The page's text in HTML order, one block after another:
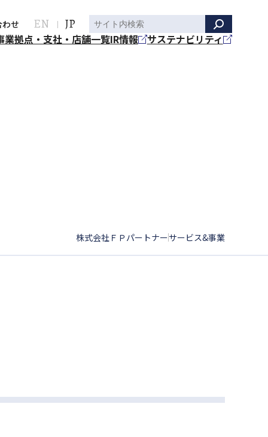
せ EN JP
業拠点・支社・店舗一覧IR情報 サステナビリティ
株式会社ＦＰパートナー|
サービス&事業